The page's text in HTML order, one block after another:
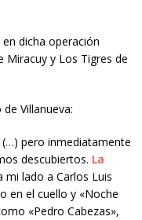
dicha operación
Miracuy y Los Tigres de
Villanueva:
(…) pero inmediatamente
descubiertos. La
mi lado a Carlos Luis
en el cuello y «Noche
«Pedro Cabezas»,